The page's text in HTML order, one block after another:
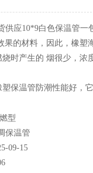
供应10*9白色保温管一
果的材料，因此，橡塑
时产生的 烟很少，浓
塑保温管防潮性能好，
制作出的b1级橡塑保
型
保温管
09-15